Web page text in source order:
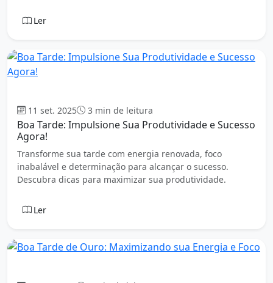
Ler
11 set. 2025 3 min de leitura
Boa Tarde: Impulsione Sua Produtividade e Sucesso
Agora!
Transforme sua tarde com energia renovada, foco
inabalável e determinação para alcançar o sucesso.
Descubra dicas para maximizar sua produtividade.
Ler